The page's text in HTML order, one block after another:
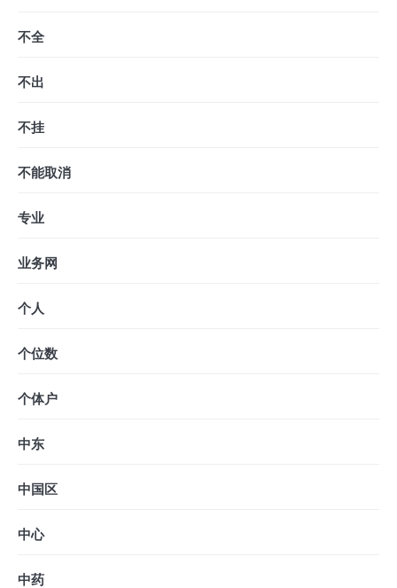
不全
不出
不挂
不能取消
专业
业务网
个人
个位数
个体户
中东
中国区
中心
中药